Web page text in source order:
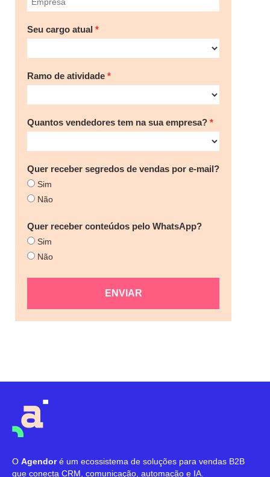
Seu cargo atual
Ramo de atividade
Quantos vendedores tem na sua empresa?
Quer receber segredos de vendas por e-mail?
Sim
Não
Quer receber conteúdos pelo WhatsApp?
Sim
Não
ENVIAR
O Agendoré um ecossistema de soluções para vendas B2B
que conecta CRM, comunicação, automação e IA.